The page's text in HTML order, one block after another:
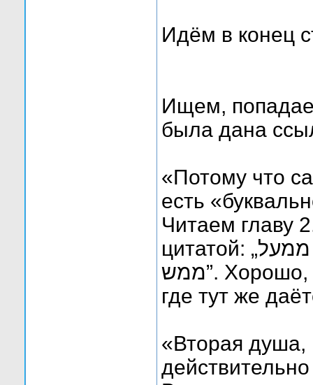
Идём в конец
Ищем,
была дана
«Потому что
есть
Читаем главу
цитатой: „ונפש השנית בישראל היא חלק אלו-ה ממעל
ממש”. Хорошо, что сайт всё же на английском,
где тут же
«Вторая душа,